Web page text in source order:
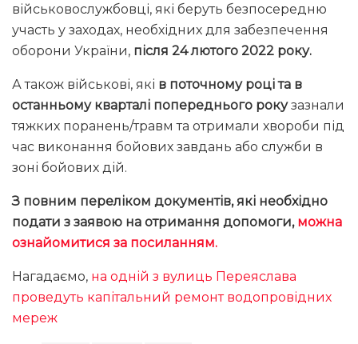
військовослужбовці, які беруть безпосередню
участь у заходах, необхідних для забезпечення
оборони України, після 24 лютого 2022 року.
А також військові, які в поточному році та в
останньому кварталі попереднього рокузазнали
тяжких поранень/травм та отримали хвороби під
час виконання бойових завдань або служби в
зоні бойових дій.
З повним переліком документів, які необхідно
подати з заявою на отримання допомоги, можна
ознайомитися за посиланням.
Нагадаємо, на одній з вулиць Переяслава
проведуть капітальний ремонт водопровідних
мереж